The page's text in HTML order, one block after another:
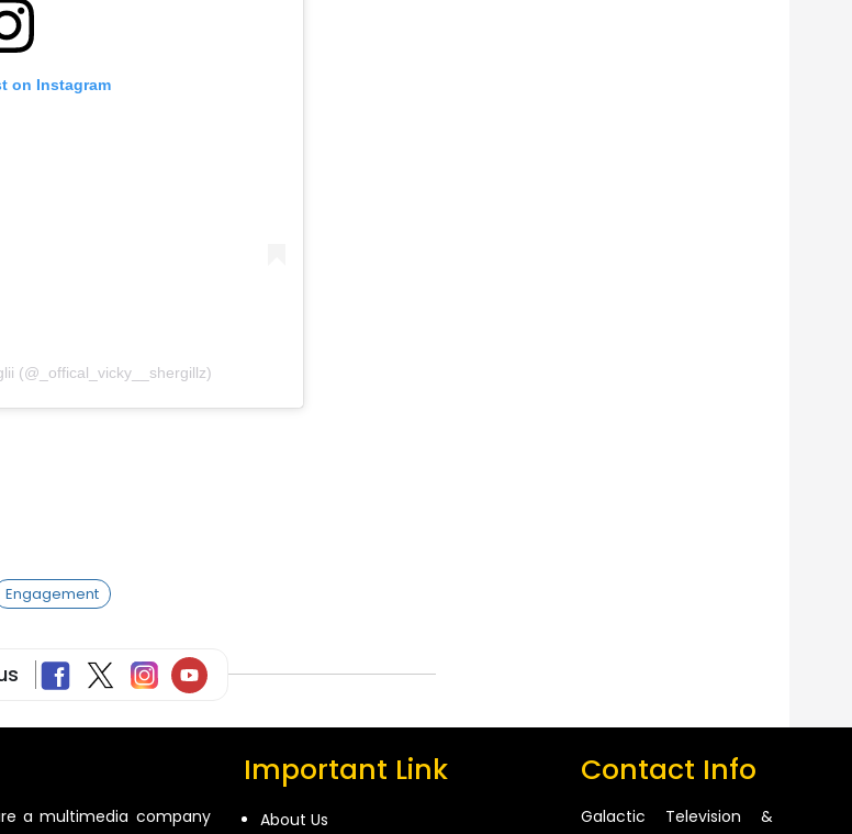
on Instagram
(@_offical_vicky__shergillz)
Engagement
a multimedia company
Important Link
About Us
Contact Info
Galactic Television &